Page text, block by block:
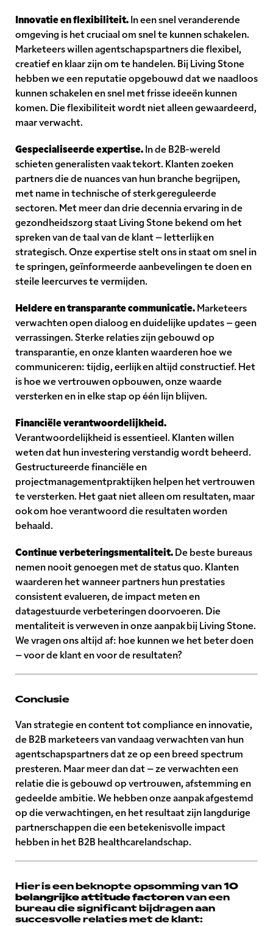
Innovatie en flexibiliteit.In een snel veranderende
omgeving is het cruciaal om snel te kunnen schakelen.
Marketeers willen agentschapspartners die flexibel,
creatief en klaar zijn om te handelen. Bij Living Stone
hebben we een reputatie opgebouwd dat we naadloos
kunnen schakelen en snel met frisse ideeën kunnen
komen. Die flexibiliteit wordt niet alleen gewaardeerd,
maar verwacht.
Gespecialiseerde expertise.In de B2B-wereld
schieten generalisten vaak tekort. Klanten zoeken
partners die de nuances van hun branche begrijpen,
met name in technische of sterk gereguleerde
sectoren. Met meer dan drie decennia ervaring in de
gezondheidszorg staat Living Stone bekend om het
spreken van de taal van de klant – letterlijk en
strategisch. Onze expertise stelt ons in staat om snel in
te springen, geïnformeerde aanbevelingen te doen en
steile leercurves te vermijden.
Heldere en transparante communicatie.Marketeers
verwachten open dialoog en duidelijke updates – geen
verrassingen. Sterke relaties zijn gebouwd op
transparantie, en onze klanten waarderen hoe we
communiceren: tijdig, eerlijk en altijd constructief. Het
is hoe we vertrouwen opbouwen, onze waarde
versterken en in elke stap op één lijn blijven.
Financiële verantwoordelijkheid.
Verantwoordelijkheid is essentieel. Klanten willen
weten dat hun investering verstandig wordt beheerd.
Gestructureerde financiële en
projectmanagementpraktijken helpen het vertrouwen
te versterken. Het gaat niet alleen om resultaten, maar
ook om hoe verantwoord die resultaten worden
behaald.
Continue verbeteringsmentaliteit.De beste bureaus
nemen nooit genoegen met de status quo. Klanten
waarderen het wanneer partners hun prestaties
consistent evalueren, de impact meten en
datagestuurde verbeteringen doorvoeren. Die
mentaliteit is verweven in onze aanpak bij Living Stone.
We vragen ons altijd af: hoe kunnen we het beter doen
– voor de klant en voor de resultaten?
Conclusie
Van strategie en content tot compliance en innovatie,
de B2B marketeers van vandaag verwachten van hun
agentschapspartners dat ze op een breed spectrum
presteren. Maar meer dan dat – ze verwachten een
relatie die is gebouwd op vertrouwen, afstemming en
gedeelde ambitie. We hebben onze aanpak afgestemd
op die verwachtingen, en het resultaat zijn langdurige
partnerschappen die een betekenisvolle impact
hebben in het B2B healthcarelandschap.
Hier is een beknopte opsomming van10
belangrijke attitude factorenvan een
bureau die significant bijdragen aan
succesvolle relaties met de klant: